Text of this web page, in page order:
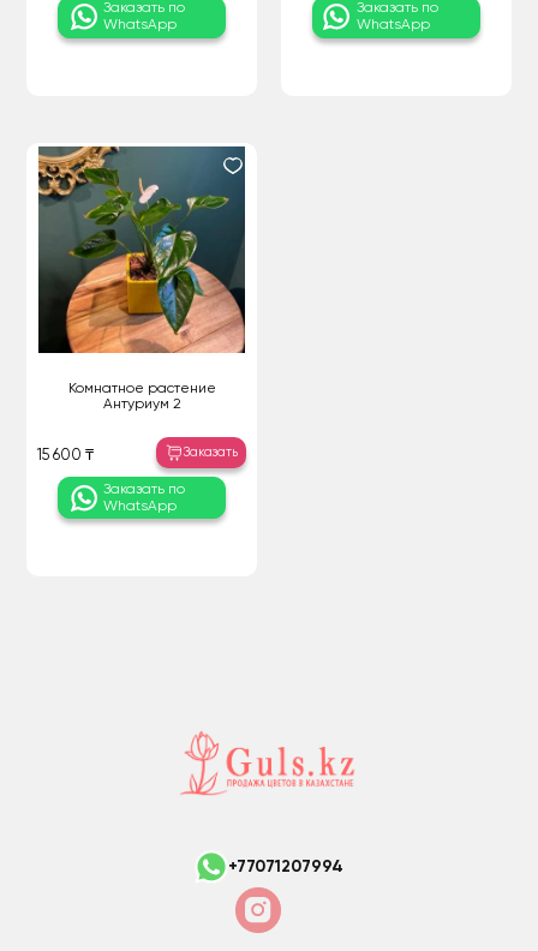
Заказать по
WhatsApp
Заказать по
WhatsApp
Комнатное растение
Антуриум 2
15 600 ₸ Заказать
Заказать по
WhatsApp
+77071207994